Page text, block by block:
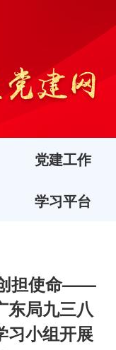
党建工作
学习平台
担使命——
东局九三八
习小组开展